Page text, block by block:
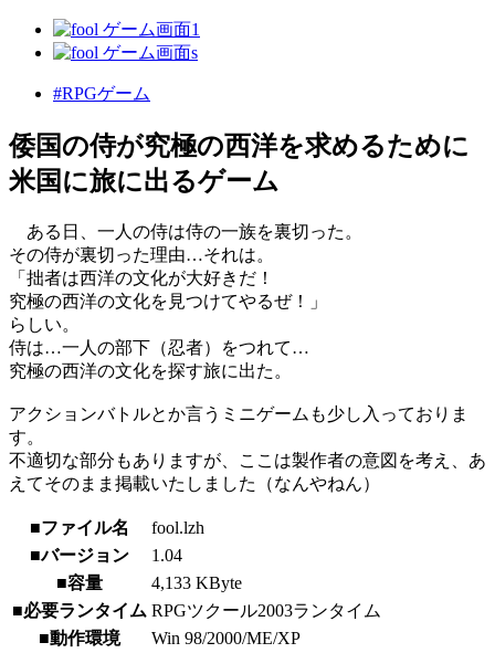
#RPGゲーム
倭国の侍が究極の西洋を求めるために
米国に旅に出るゲーム
ある日、一人の侍は侍の一族を裏切った。
その侍が裏切った理由…それは。
「拙者は西洋の文化が大好きだ！
究極の西洋の文化を見つけてやるぜ！」
らしい。
侍は…一人の部下（忍者）をつれて…
究極の西洋の文化を探す旅に出た。
アクションバトルとか言うミニゲームも少し入っておりま
す。
不適切な部分もありますが、ここは製作者の意図を考え、あ
えてそのまま掲載いたしました（なんやねん）
■ファイル名
fool.lzh
■バージョン
1.04
■容量
4,133 KByte
■必要ランタイム RPGツクール2003ランタイム
■動作環境
Win 98/2000/ME/XP